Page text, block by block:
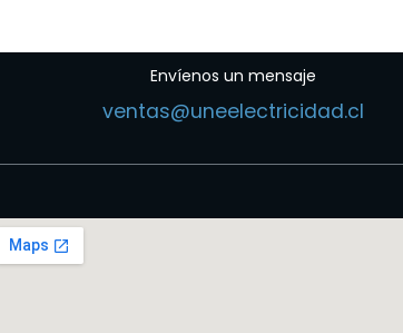
Envíenos un mensaje
ventas@uneelectricidad.cl